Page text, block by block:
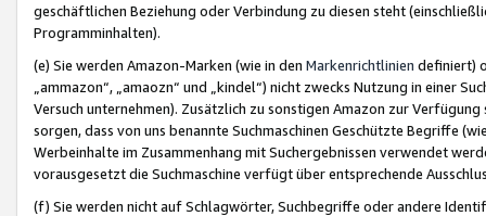
geschäftlichen Beziehung oder Verbindung zu diesen steht
Programminhalten).
(e) Sie werden Amazon-Marken (wie in den Markenrichtlinien definiert)
„ammazon“, „amaozn“ und „kindel“) nicht zwecks Nutzung in einer
Versuch unternehmen). Zusätzlich zu sonstigen Amazon zur
sorgen, dass von uns benannte Suchmaschinen Geschützte Begriffe
Werbeinhalte im Zusammenhang mit Suchergebnissen verwendet
vorausgesetzt die Suchmaschine verfügt über entsprechende
(f) Sie werden nicht auf Schlagwörter, Suchbegriffe oder andere